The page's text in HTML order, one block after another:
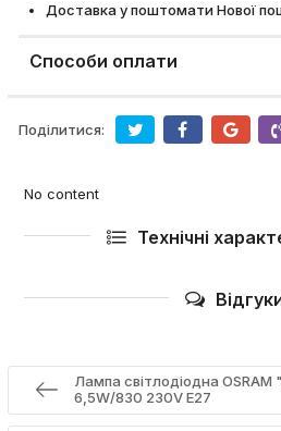
Доставка у поштомати Нової
Способи оплати
Поділитися:
No content
Технічні
Лампа світлодіодна OSRAM
6,5W/830 230V E27